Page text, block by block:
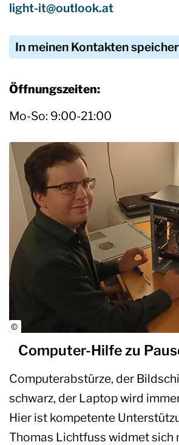
light-it@outlook.at
In meinen Kontakten
Öffnungszeiten:
Mo-So: 9:00-21:00
Computer-Hilfe zu
Computerabstürze, der
schwarz, der Laptop wird
Hier ist kompetente
Thomas Lichtfuss widmet sich